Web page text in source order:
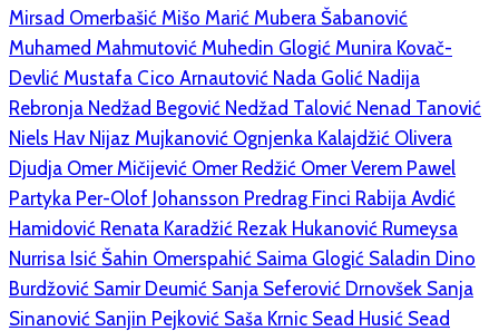
Mirsad Omerbašić Mišo Marić Mubera Šabanović
Muhamed Mahmutović Muhedin Glogić Munira Kovač-
Devlić Mustafa Cico Arnautović Nada Golić Nadija
Rebronja Nedžad Begović Nedžad Talović Nenad Tanović
Niels Hav Nijaz Mujkanović Ognjenka Kalajdžić Olivera
Djudja Omer Mičijević Omer Redžić Omer Verem Pawel
Partyka Per-Olof Johansson Predrag Finci Rabija Avdić
Hamidović Renata Karadžić Rezak Hukanović Rumeysa
Nurrisa Isić Šahin Omerspahić Saima Glogić Saladin Dino
Burdžović Samir Deumić Sanja Seferović Drnovšek Sanja
Sinanović Sanjin Pejković Saša Krnic Sead Husić Sead